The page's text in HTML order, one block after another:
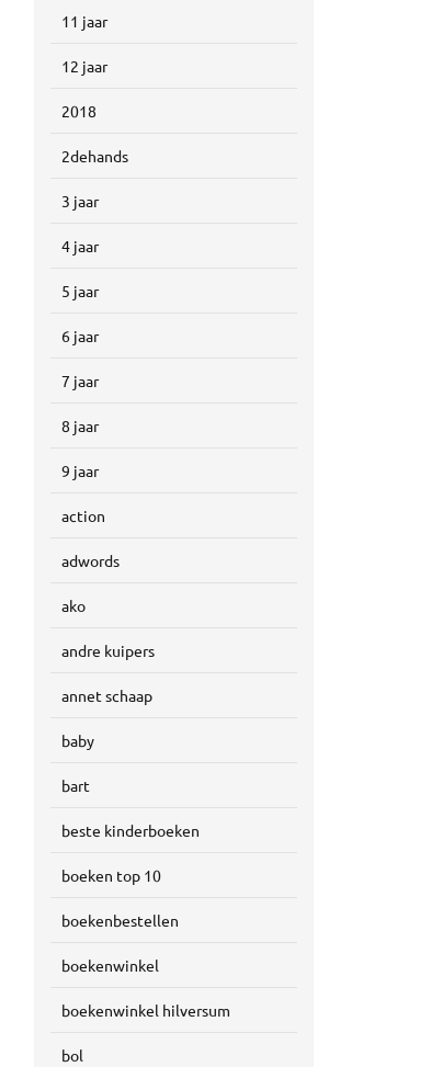
11 jaar
12 jaar
2018
2dehands
3 jaar
4 jaar
5 jaar
6 jaar
7 jaar
8 jaar
9 jaar
action
adwords
ako
andre kuipers
annet schaap
baby
bart
beste kinderboeken
boeken top 10
boekenbestellen
boekenwinkel
boekenwinkel hilversum
bol